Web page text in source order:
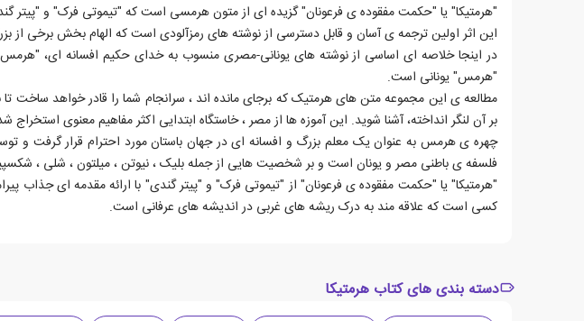
"هرمتیکا" یا "حکمت مفقوده ی فرعونان" گزیده ای از متون هرمسی است که "تیموتی فرک" و "پیتر
این اثر اولین ترجمه ی آسان و قابل دسترسی از نوشته های رمزآلودی است که الهام بخش برخی از
در اینجا خلاصه ای اساسی از نوشته های یونانی-مصری منسوب به خدای حکیم افسانه ای،
"هرمس" یونانی است.
مطالعه ی این مجموعه متن های هرمتیک که برجای مانده اند ، سرانجام شما را قادر خواهد ساخت
بر آن لنگر انداخته، آشنا شوید. این آموزه ها از مصر ، خاستگاه ابتدایی اکثر مفاهیم معنوی
چهره ی هرمس به عنوان یک معلم بزرگ و افسانه ای در جهان باستان مورد احترام قرار
فلسفه ی باطنی مصر و یونان است و بر شخصیت هایی از جمله بلیک ، نیوتن ، میلتون ، شلی ،
"هرمتیکا" یا "حکمت مفقوده ی فرعونان" از "تیموتی فرک" و "پیتر گندی" با ارائه مقدمه ای جذاب
کسی است که علاقه مند به درک ریشه های غربی در اندیشه های عرفانی است.
دسته بندی های کتاب هرمتیکا